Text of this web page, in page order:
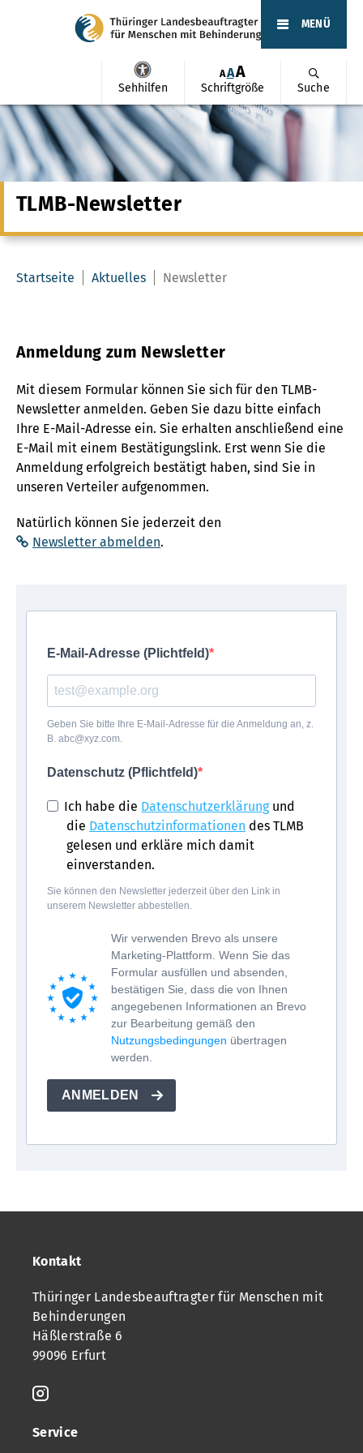
Sehhilfen
AAA
Schriftgröße Suche
MENÜ
TLMB-Newsletter
Startseite Aktuelles Newsletter
Anmeldung zum Newsletter
Mit diesem Formular können Sie sich für den TLMB-
Newsletter anmelden. Geben Sie dazu bitte einfach
Ihre E-Mail-Adresse ein. Sie erhalten anschließend eine
E-Mail mit einem Bestätigungslink. Erst wenn Sie die
Anmeldung erfolgreich bestätigt haben, sind Sie in
unseren Verteiler aufgenommen.
Natürlich können Sie jederzeit den
Newsletter abmelden.
E-Mail-Adresse (Plichtfeld)
Geben Sie bitte Ihre E-Mail-Adresse für die Anmeldung an, z.
B. abc@xyz.com.
Datenschutz (Pflichtfeld)
Ich habe die Datenschutzerklärungund
die Datenschutzinformationen des TLMB
gelesen und erkläre mich damit
einverstanden.
Sie können den Newsletter jederzeit über den Link in
unserem Newsletter abbestellen.
Wir verwenden Brevo als unsere
Marketing-Plattform. Wenn Sie das
Formular ausfüllen und absenden,
bestätigen Sie, dass die von Ihnen
angegebenen Informationen an Brevo
zur Bearbeitung gemäß den
Nutzungsbedingungen übertragen
werden.
ANMELDEN
Kontakt
Thüringer Landesbeauftragter für Menschen mit
Behinderungen
Häßlerstraße 6
99096 Erfurt
Service